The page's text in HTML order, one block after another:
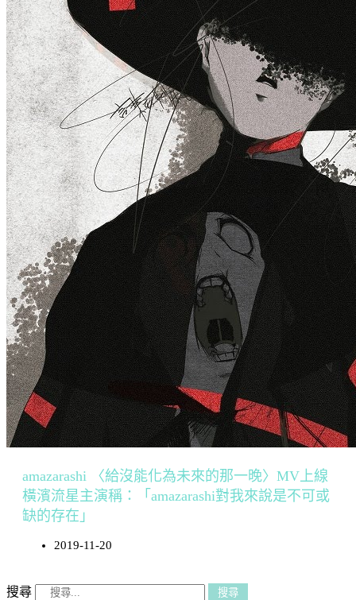
amazarashi 〈給沒能化為未來的那一晚〉MV上線
橫濱流星主演稱：「amazarashi對我來說是不可或
缺的存在」
2019-11-20
搜尋 搜尋